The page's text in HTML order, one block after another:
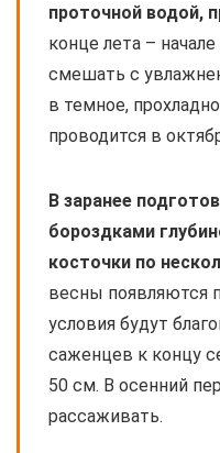
проточной водой,
конце лета –
смешать с
в темное,
проводится в
В заранее
бороздками
косточки по
весны появляются
условия будут
саженцев к концу
50 см. В осенний
рассаживать.